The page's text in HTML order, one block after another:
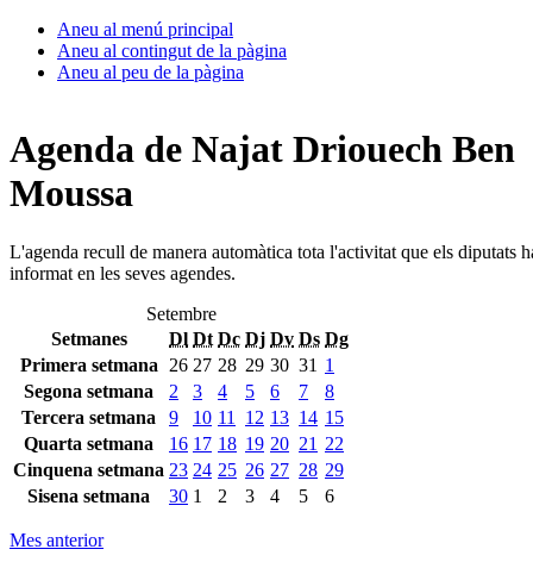
Aneu al menú principal
Aneu al contingut de la pàgina
Aneu al peu de la pàgina
Agenda de Najat Driouech Ben
Moussa
L'agenda recull de manera automàtica tota l'activitat que els diputats
informat en les seves agendes.
Setembre
Setmanes
Dl Dt Dc Dj Dv Ds Dg
Primera setmana
26 27 28 29 30 31 1
Segona setmana
2 3 4 5 6 7
8
Tercera setmana
9 10 11 12 13 14 15
Quarta setmana
16 17 18 19 20 21 22
Cinquena setmana 23 24 25 26 27 28 29
Sisena setmana
30 1 2 3 4 5 6
Mes anterior